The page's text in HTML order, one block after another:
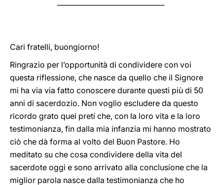
Cari fratelli, buongiorno!
Ringrazio per l’opportunità di condividere con voi
questa riflessione, che nasce da quello che il Signore
mi ha via via fatto conoscere durante questi più di 50
anni di sacerdozio. Non voglio escludere da questo
ricordo grato quei preti che, con la loro vita e la loro
testimonianza, fin dalla mia infanzia mi hanno mostrato
ciò che dà forma al volto del Buon Pastore. Ho
meditato su che cosa condividere della vita del
sacerdote oggi e sono arrivato alla conclusione che la
miglior parola nasce dalla testimonianza che ho